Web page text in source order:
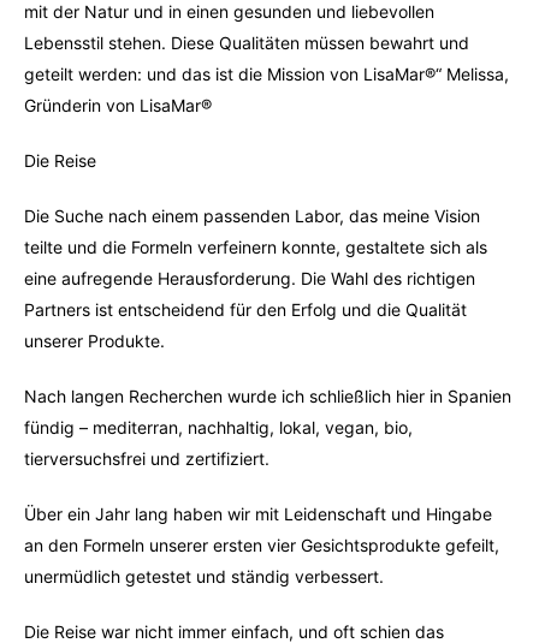
mit der Natur und in einen gesunden und liebevollen
Lebensstil stehen. Diese Qualitäten müssen bewahrt und
geteilt werden: und das ist die Mission von LisaMar®“ Melissa,
Gründerin von LisaMar®
Die Reise
Die Suche nach einem passenden Labor, das meine Vision
teilte und die Formeln verfeinern konnte, gestaltete sich als
eine aufregende Herausforderung. Die Wahl des richtigen
Partners ist entscheidend für den Erfolg und die Qualität
unserer Produkte.
Nach langen Recherchen wurde ich schließlich hier in Spanien
fündig – mediterran, nachhaltig, lokal, vegan, bio,
tierversuchsfrei und zertifiziert.
Über ein Jahr lang haben wir mit Leidenschaft und Hingabe
an den Formeln unserer ersten vier Gesichtsprodukte gefeilt,
unermüdlich getestet und ständig verbessert.
Die Reise war nicht immer einfach, und oft schien das